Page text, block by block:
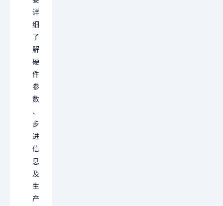
详
细
了
解
硬
件
参
数
、
步
进
信
息
及
生
产